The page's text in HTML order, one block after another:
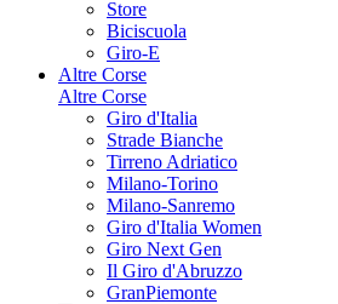
Store
Biciscuola
Giro-E
Altre Corse
Altre Corse
Giro d'Italia
Strade Bianche
Tirreno Adriatico
Milano-Torino
Milano-Sanremo
Giro d'Italia Women
Giro Next Gen
Il Giro d'Abruzzo
GranPiemonte